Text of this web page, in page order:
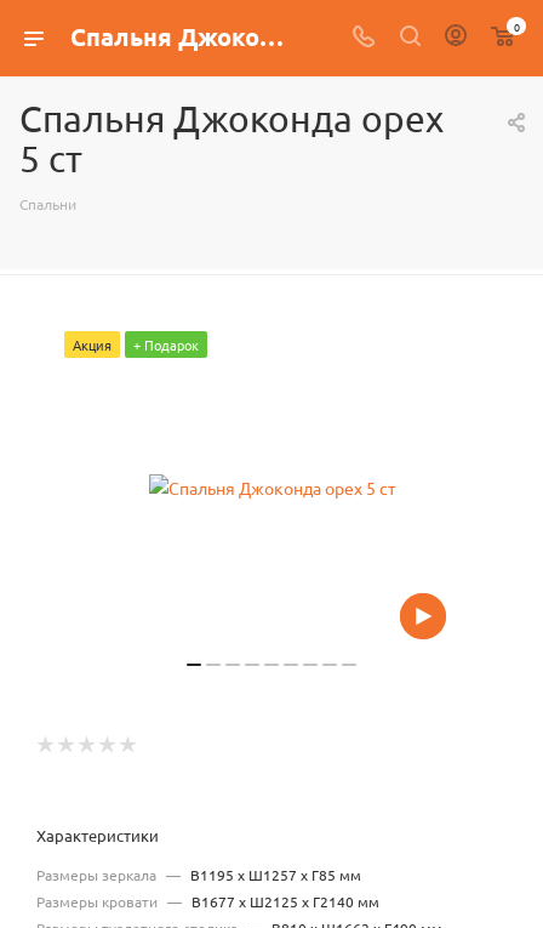
Спальня Джоконда орех 5 ст 0
Спальня Джоконда орех
5 ст
Спальни
Акция + Подарок
Характеристики
Размеры зеркала — В1195 x Ш1257 x Г85 мм
Размеры кровати — В1677 x Ш2125 x Г2140 мм